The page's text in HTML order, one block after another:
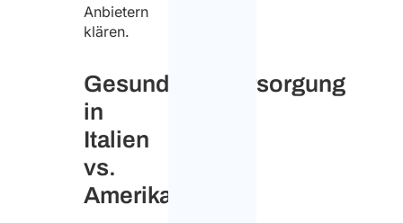
Anbietern
klären.
Gesundheitsversorgung
in
Italien
vs.
Amerika